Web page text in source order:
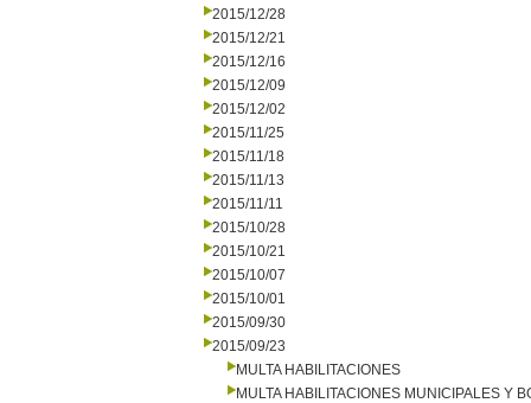
2015/12/28
2015/12/21
2015/12/16
2015/12/09
2015/12/02
2015/11/25
2015/11/18
2015/11/13
2015/11/11
2015/10/28
2015/10/21
2015/10/07
2015/10/01
2015/09/30
2015/09/23
MULTA HABILITACIONES
MULTA HABILITACIONES MUNICIPALES Y